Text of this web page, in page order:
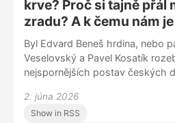
krve? Proč si tajně přál
zradu? A k čemu nám
Byl Edvard Beneš hrdina, nebo
Veselovský a Pavel Kosatík
nejspornějších postav českých
její selhání a proč si dodnes
zákonem známým jako Lex
2. júna 2026
Show in RSS